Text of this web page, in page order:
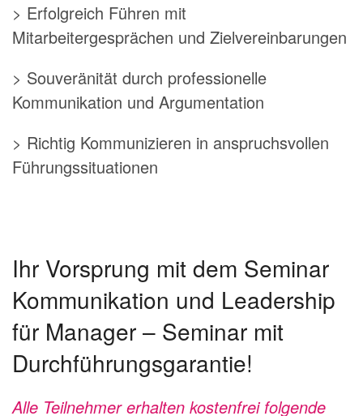
> Erfolgreich Führen mit
Mitarbeitergesprächen und Zielvereinbarungen
> Souveränität durch professionelle
Kommunikation und Argumentation
> Richtig Kommunizieren in anspruchsvollen
Führungssituationen
Ihr Vorsprung mit dem Seminar
Kommunikation und Leadership
für Manager – Seminar mit
Durchführungsgarantie!
Alle Teilnehmer erhalten kostenfrei folgende